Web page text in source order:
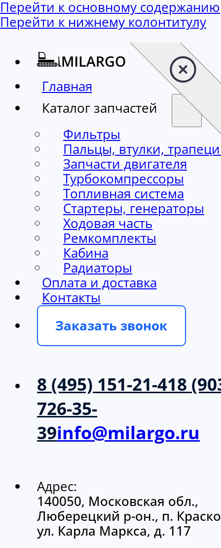
Перейти к основному содержанию
Перейти к нижнему колонтитулу
Главная
Каталог запчастей
Фильтры
Пальцы, втулки,
Запчасти двигателя
Турбокомпрессоры
Топливная система
Стартеры, генераторы
Ходовая часть
Ремкомплекты
Кабина
Радиаторы
Оплата и доставка
Контакты
Заказать звонок
8 (495) 151-21-418
726-35-
39info@milargo.ru
Адрес:
140050, Московская обл.,
Люберецкий р-он., п.
ул. Карла Маркса, д. 117